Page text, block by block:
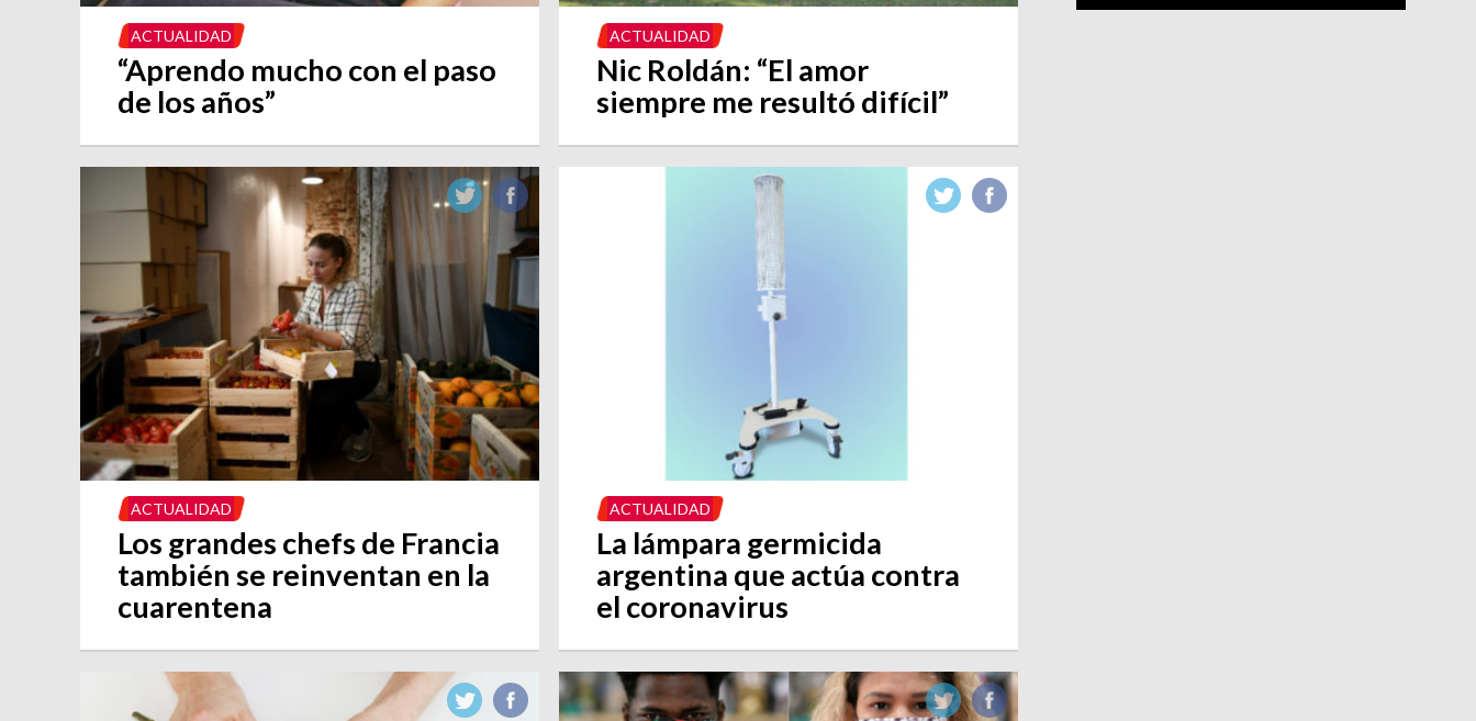
ACTUALIDAD
“Aprendo mucho con el paso
de los años”
ACTUALIDAD
Nic Roldán: “El amor
siempre me resultó difícil”
ACTUALIDAD
Los grandes chefs de Francia
también se reinventan en la
cuarentena
ACTUALIDAD
La lámpara germicida
argentina que actúa contra
el coronavirus